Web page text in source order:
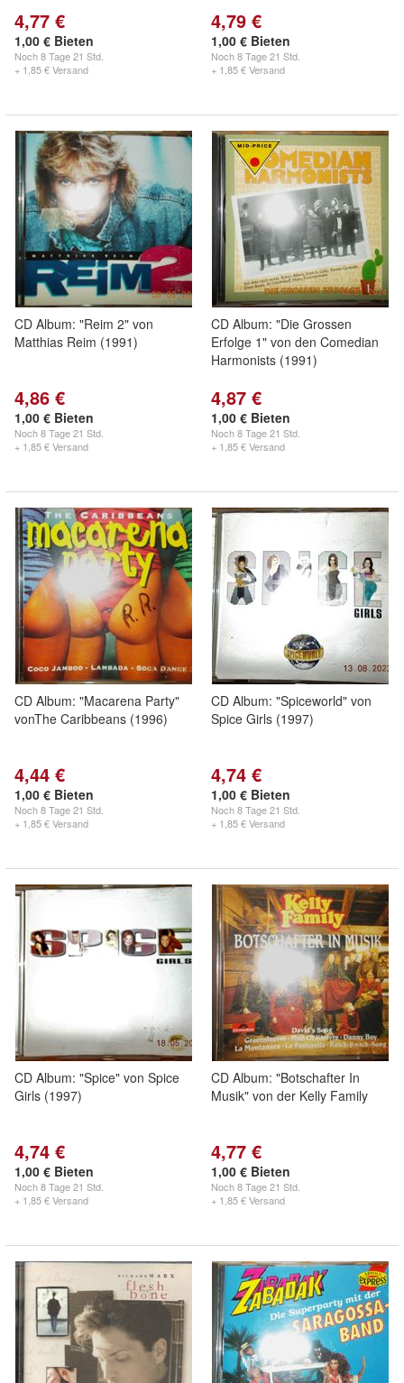
4,77 €
1,00 € Bieten
Noch8 Tage 21 Std.
+ 1,85 € Versand
4,79 €
1,00 € Bieten
Noch8 Tage 21 Std.
+ 1,85 € Versand
CD Album: "Reim 2" von
Matthias Reim (1991)
4,86 €
1,00 € Bieten
Noch8 Tage 21 Std.
+ 1,85 € Versand
CD Album: "Die Grossen
Erfolge 1" von den Comedian
Harmonists (1991)
4,87 €
1,00 € Bieten
Noch8 Tage 21 Std.
+ 1,85 € Versand
CD Album: "Macarena Party"
vonThe Caribbeans (1996)
4,44 €
1,00 € Bieten
Noch8 Tage 21 Std.
+ 1,85 € Versand
CD Album: "Spiceworld" von
Spice Girls (1997)
4,74 €
1,00 € Bieten
Noch8 Tage 21 Std.
+ 1,85 € Versand
CD Album: "Spice" von Spice
Girls (1997)
4,74 €
1,00 € Bieten
Noch8 Tage 21 Std.
+ 1,85 € Versand
CD Album: "Botschafter In
Musik" von der Kelly Family
4,77 €
1,00 € Bieten
Noch8 Tage 21 Std.
+ 1,85 € Versand